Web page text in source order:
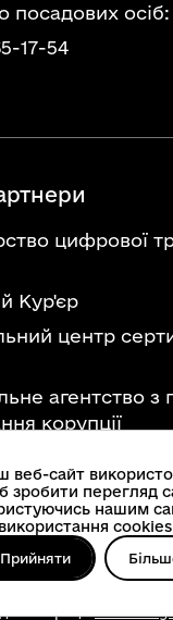
посадових осіб:
17-54
цифрової
Кур'єр
центр
агентство з
корупції
професійних
адміністрації,
що опубліковані на
веб-сайт
зробити перегляд
нашим
Прийняти